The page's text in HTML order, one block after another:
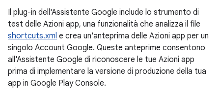
Il plug-in dell'Assistente Google include lo strumento di
test delle Azioni app, una funzionalità che analizza il file
shortcuts.xml e crea un'anteprima delle Azioni app per un
singolo Account Google. Queste anteprime consentono
all'Assistente Google di riconoscere le tue Azioni app
prima di implementare la versione di produzione della tua
app in Google Play Console.